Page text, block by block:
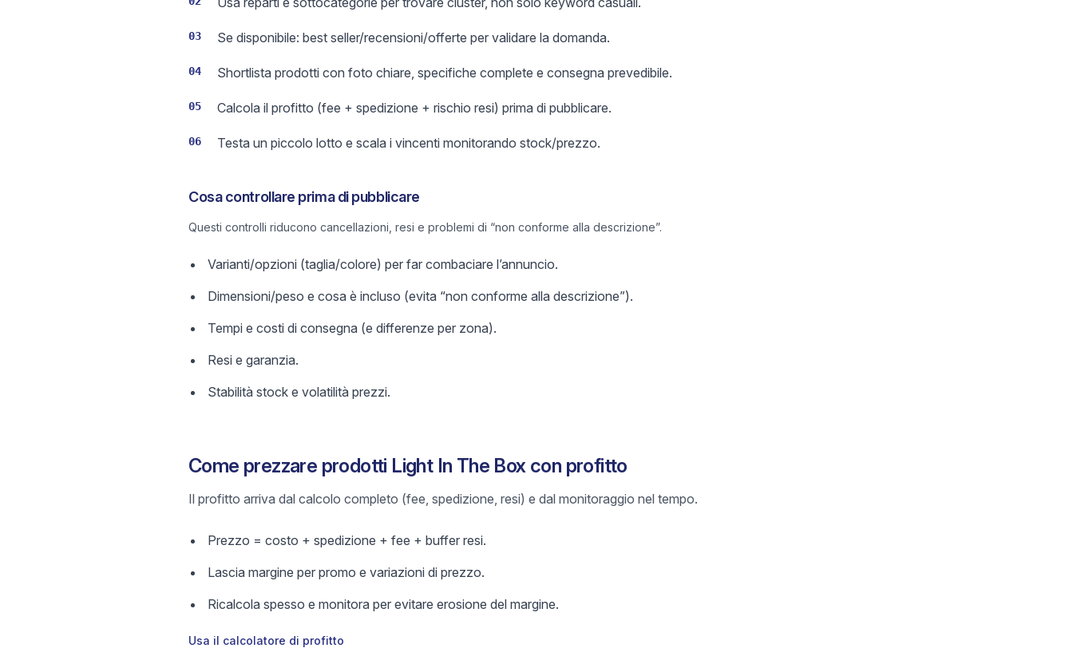
03 Se disponibile: best seller/recensioni/offerte per validare la domanda.
04 Shortlista prodotti con foto chiare, specifiche complete e consegna prevedibile.
05 Calcola il profitto (fee + spedizione + rischio resi) prima di pubblicare.
06 Testa un piccolo lotto e scala i vincenti monitorando stock/prezzo.
Cosa controllare prima di pubblicare
Questi controlli riducono cancellazioni, resi e problemi di “non conforme alla descrizione”.
Varianti/opzioni (taglia/colore) per far combaciare l’annuncio.
Dimensioni/peso e cosa è incluso (evita “non conforme alla descrizione”).
Tempi e costi di consegna (e differenze per zona).
Resi e garanzia.
Stabilità stock e volatilità prezzi.
Come prezzare prodotti Light In The Box con profitto
Il profitto arriva dal calcolo completo (fee, spedizione, resi) e dal monitoraggio nel tempo.
Prezzo = costo + spedizione + fee + buffer resi.
Lascia margine per promo e variazioni di prezzo.
Ricalcola spesso e monitora per evitare erosione del margine.
Usa il calcolatore di profitto